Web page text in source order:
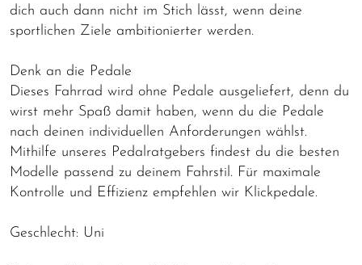
dich auch dann nicht im Stich lässt, wenn deine
sportlichen Ziele ambitionierter werden.
Denk an die Pedale
Dieses Fahrrad wird ohne Pedale ausgeliefert, denn du
wirst mehr Spaß damit haben, wenn du die Pedale
nach deinen individuellen Anforderungen wählst.
Mithilfe unseres Pedalratgebers findest du die besten
Modelle passend zu deinem Fahrstil. Für maximale
Kontrolle und Effizienz empfehlen wir Klickpedale.
Geschlecht: Uni